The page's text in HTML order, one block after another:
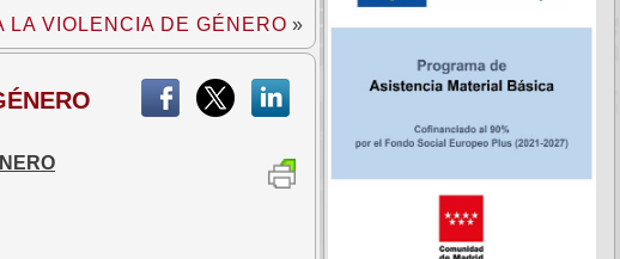
VIOLENCIA DE GÉNERO »